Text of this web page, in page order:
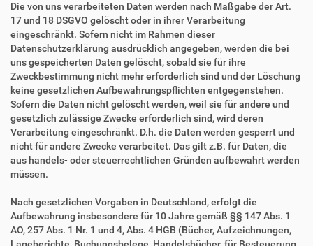
Die von uns verarbeiteten Daten werden nach Maßgabe der Art.
17 und 18 DSGVO gelöscht oder in ihrer Verarbeitung
eingeschränkt. Sofern nicht im Rahmen dieser
Datenschutzerklärung ausdrücklich angegeben, werden die bei
uns gespeicherten Daten gelöscht, sobald sie für ihre
Zweckbestimmung nicht mehr erforderlich sind und der Löschung
keine gesetzlichen Aufbewahrungspflichten entgegenstehen.
Sofern die Daten nicht gelöscht werden, weil sie für andere und
gesetzlich zulässige Zwecke erforderlich sind, wird deren
Verarbeitung eingeschränkt. D.h. die Daten werden gesperrt und
nicht für andere Zwecke verarbeitet. Das gilt z.B. für Daten, die
aus handels- oder steuerrechtlichen Gründen aufbewahrt werden
müssen.
Nach gesetzlichen Vorgaben in Deutschland, erfolgt die
Aufbewahrung insbesondere für 10 Jahre gemäß §§ 147 Abs. 1
AO, 257 Abs. 1 Nr. 1 und 4, Abs. 4 HGB (Bücher, Aufzeichnungen,